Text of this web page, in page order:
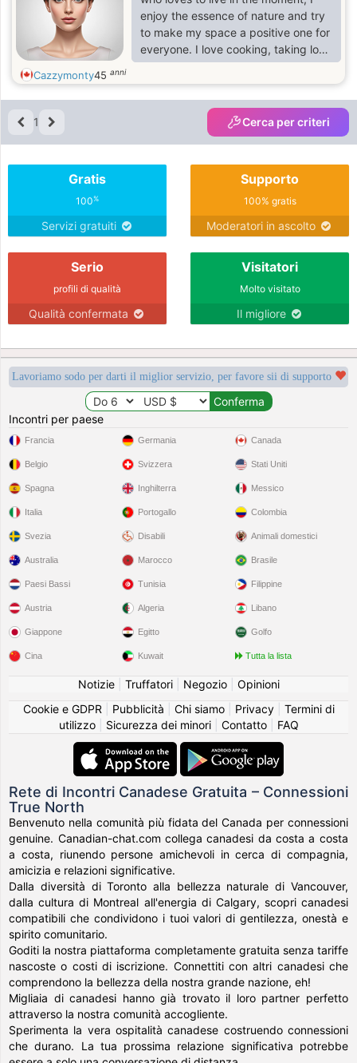
enjoy the essence of nature and try
to make my space a positive one for
everyone. I love cooking, taking long
walk and watching movies. I have
been alone for a while and I hope life
gives me a chance at love again.
Cazzymonty45 anni
1 Cerca per criteri
Gratis
100%
Servizi gratuiti
Supporto
100% gratis
Moderatori in ascolto
Serio
profili di qualità
Qualità confermata
Visitatori
Molto visitato
Il migliore
Lavoriamo sodo per darti il miglior servizio, per favore sii di supporto
Incontri per paese
Francia
Belgio
Spagna
Italia
Svezia
Germania
Svizzera
Inghilterra
Portogallo
Disabili
Canada
Stati Uniti
Messico
Colombia
Animali domestici
Australia
Paesi Bassi
Austria
Giappone
Cina
Marocco
Tunisia
Algeria
Egitto
Kuwait
Brasile
Filippine
Libano
Golfo
Tutta la lista
Notizie| Truffatori| Negozio| Opinioni
Cookie e GDPR
Pubblicità Chi siamo| Privacy| Termini di
utilizzo| Sicurezza dei minori| Contatto| FAQ
Rete di Incontri Canadese Gratuita – Connessioni
True North
Benvenuto nella comunità più fidata del Canada per connessioni
genuine. Canadian-chat.com collega canadesi da costa a costa
a costa, riunendo persone amichevoli in cerca di compagnia,
amicizia e relazioni significative.
Dalla diversità di Toronto alla bellezza naturale di Vancouver,
dalla cultura di Montreal all'energia di Calgary, scopri canadesi
compatibili che condividono i tuoi valori di gentilezza, onestà e
spirito comunitario.
Goditi la nostra piattaforma completamente gratuita senza tariffe
nascoste o costi di iscrizione. Connettiti con altri canadesi che
comprendono la bellezza della nostra grande nazione, eh!
Migliaia di canadesi hanno già trovato il loro partner perfetto
attraverso la nostra comunità accogliente.
Sperimenta la vera ospitalità canadese costruendo connessioni
che durano. La tua prossima relazione significativa potrebbe